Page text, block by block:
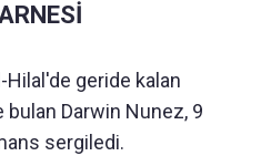
geride kalan
Darwin Nunez, 9
sergiledi.